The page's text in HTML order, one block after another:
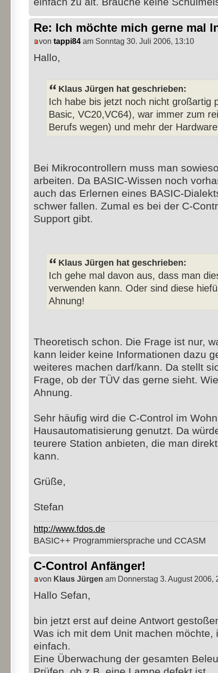
Re: Ich möchte mich gerne mal
von tappi84 am Sonntag 30. Juli 2006, 13:10
Hallo,
Klaus Jürgen hat geschrieben:
Ich habe bis jetzt noch nicht großartig
Basic, VC20,VC64), war immer zum
Berufs wegen) und mehr der
Bei Mikrocontrollern muss man
arbeiten. Da BASIC-Wissen noch
auch das Erlernen eines BASIC-
schwer fallen. Zumal es bei der C-
Support gibt.
Klaus Jürgen hat geschrieben:
Ich gehe mal davon aus, dass man
verwenden kann. Oder sind diese
Ahnung!
Theoretisch schon. Die Frage ist nur,
kann leider keine Informationen dazu
weiteres machen darf/kann. Da stellt
Frage, ob der TÜV das gerne sieht.
Ahnung.
Sehr häufig wird die C-Control im
Hausautomatisierung genutzt. Da
teurere Station anbieten, die man
kann.
Grüße,
Stefan
http://www.fdos.de
BASIC++ Programmiersprache und CCASM
C-Control Anfänger!
von Klaus Jürgen am Donnerstag 3. August 2006,
Hallo Sefan,
bin jetzt erst auf deine Antwort
Was ich mit dem Unit machen möchte,
einfach.
Eine Überwachung der gesamten